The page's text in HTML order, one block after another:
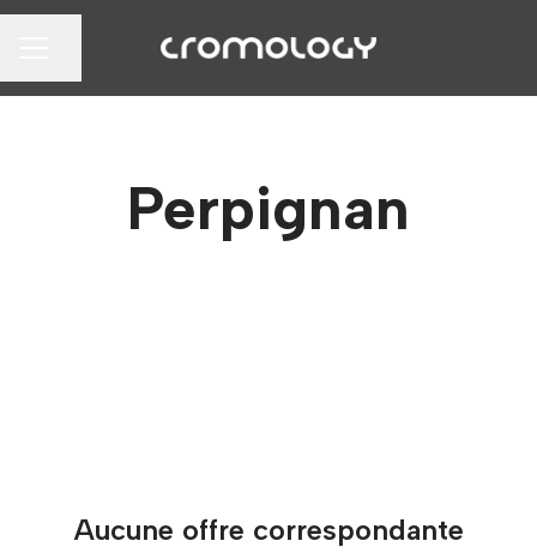
Partager la page
Perpignan
Aucune offre correspondante